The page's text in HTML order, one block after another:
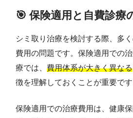
🎯 保険適用と自費診療
シミ取り治療を検討する際、多
費用の問題です。保険適用での
療では、 費用体系が大きく異なる
徴を理解しておくことが重要です
保険適用での治療費用は、健康